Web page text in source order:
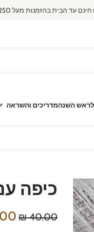
עד הבית בהזמנות מעל 250 ש״ח
לראש השנהמדריכים והשראה
כיפה
40.00 ₪
₪